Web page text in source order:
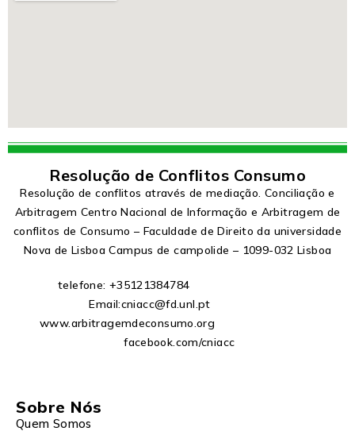
Resolução de Conflitos Consumo
Resolução de conflitos através de mediação. Conciliação e
Arbitragem Centro Nacional de Informação e Arbitragem de
conflitos de Consumo – Faculdade de Direito da universidade
Nova de Lisboa Campus de campolide – 1099-032 Lisboa
telefone: +35121384784
Email:cniacc@fd.unl.pt
www.arbitragemdeconsumo.org
facebook.com/cniacc
Sobre Nós
Quem Somos